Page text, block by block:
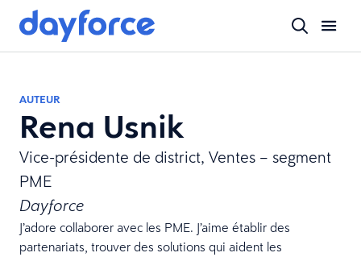
AUTEUR
Rena Usnik
Vice-présidente de district, Ventes – segment
PME
Dayforce
J’adore collaborer avec les PME. J’aime établir des
partenariats, trouver des solutions qui aident les